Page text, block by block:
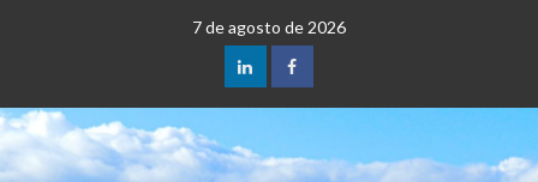
7 de agosto de 2026
LinkedInFacebook